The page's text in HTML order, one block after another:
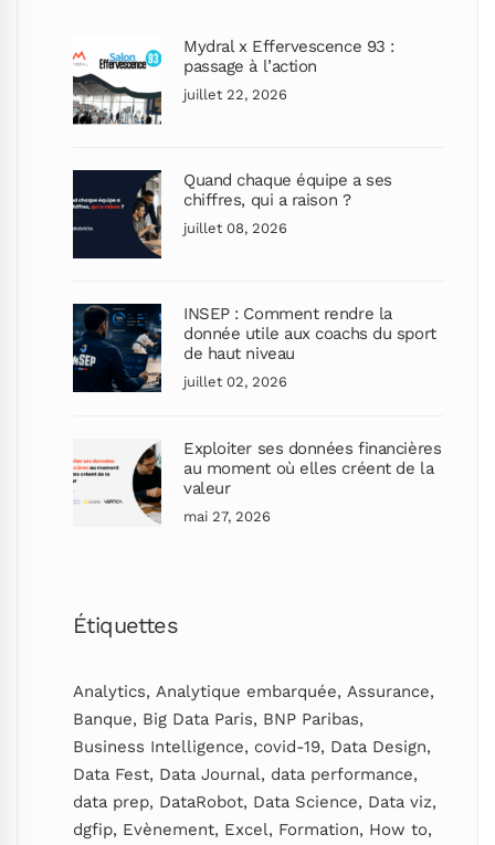
Mydral x Effervescence 93 :
passage à l’action
juillet 22, 2026
Quand chaque équipe a ses
chiffres, qui a raison ?
juillet 08, 2026
INSEP : Comment rendre la
donnée utile aux coachs du sport
de haut niveau
juillet 02, 2026
Exploiter ses données financières
au moment où elles créent de la
valeur
mai 27, 2026
Étiquettes
Analytics, Analytique embarquée, Assurance,
Banque, Big Data Paris, BNP Paribas,
Business Intelligence, covid-19, Data Design,
Data Fest, Data Journal, data performance,
data prep, DataRobot, Data Science, Data viz,
dgfip, Evènement, Excel, Formation, How to,